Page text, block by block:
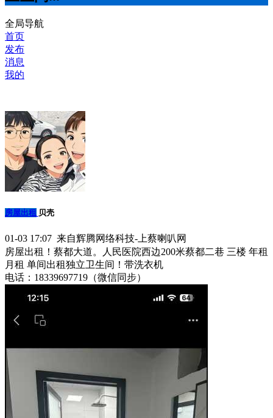
全局导航
首页
发布
消息
我的
房屋出租 贝壳
01-03 17:07 来自辉腾网络科技-上蔡喇叭网
房屋出租！蔡都大道。人民医院西边200米蔡都二巷 三楼 年租
月租 单间出租独立卫生间！带洗衣机
电话：18339697719（微信同步）